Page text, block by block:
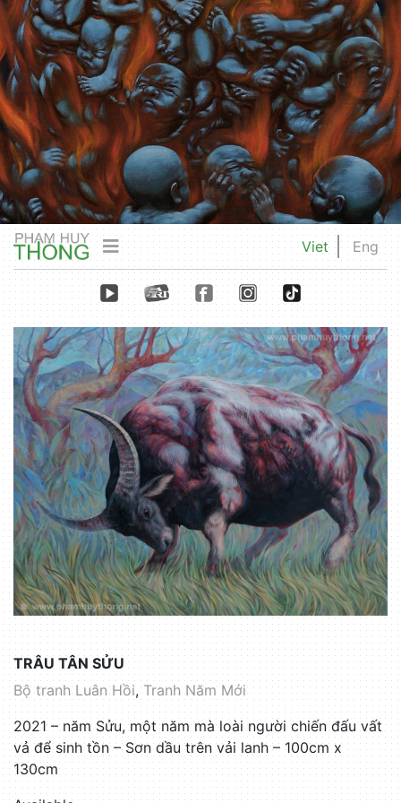
Viet Eng
TRÂU TÂN SỬU
Bộ tranh Luân Hồi,Tranh Năm Mới
2021 – năm Sửu, một năm mà loài người chiến đấu vất
vả để sinh tồn – Sơn dầu trên vải lanh – 100cm x
130cm